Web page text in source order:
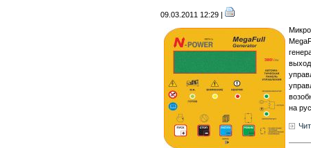
09.03.2011 12:29 |
на